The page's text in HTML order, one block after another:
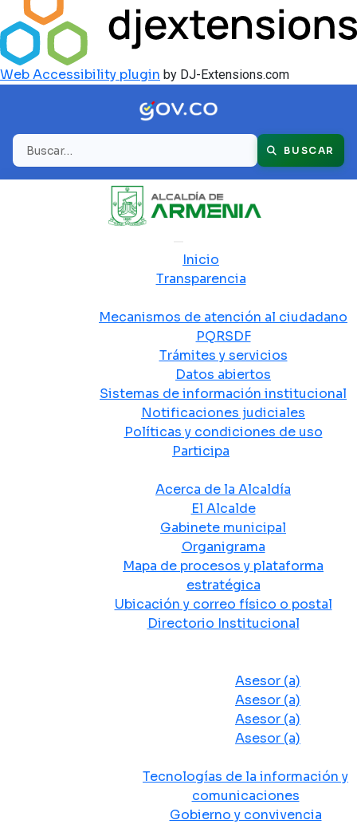
Web Accessibility plugin by DJ-Extensions.com
Buscar BUSCAR
Inicio
Transparencia
Mecanismos de atención al ciudadano
PQRSDF
Trámites y servicios
Datos abiertos
Sistemas de información institucional
Notificaciones judiciales
Políticas y condiciones de uso
Participa
Acerca de la Alcaldía
El Alcalde
Gabinete municipal
Organigrama
Mapa de procesos y plataforma
estratégica
Ubicación y correo físico o postal
Directorio Institucional
Asesor (a)
Asesor (a)
Asesor (a)
Asesor (a)
Tecnologías de la información y
comunicaciones
Gobierno y convivencia